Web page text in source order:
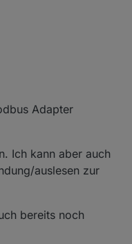
Adapter
Ich kann aber auch
auslesen zur
bereits noch